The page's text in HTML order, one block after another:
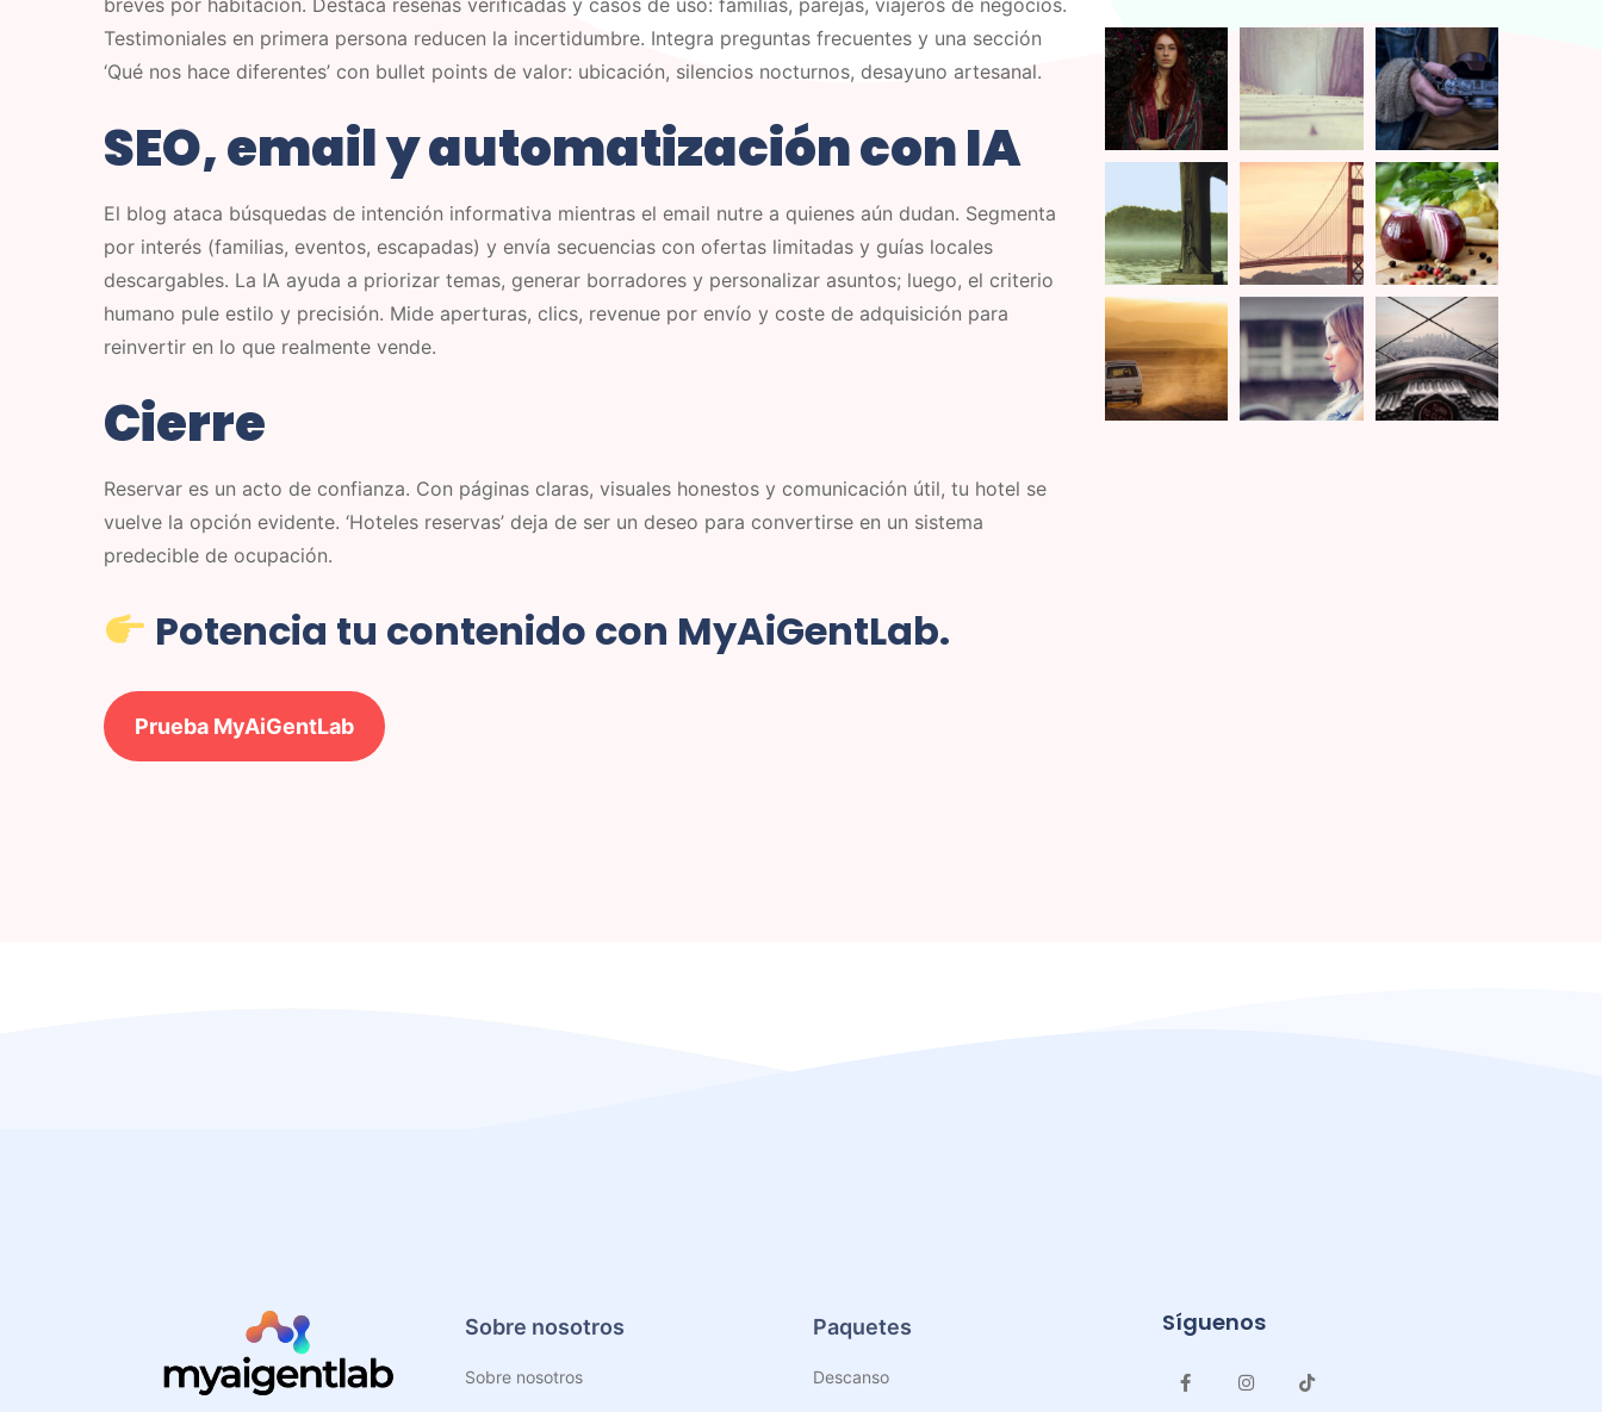
Testimoniales en primera persona reducen la incertidumbre. Integra preguntas frecuentes y una sección
‘Qué nos hace diferentes’ con bullet points de valor: ubicación, silencios nocturnos, desayuno artesanal.
SEO, email y automatización con IA
El blog ataca búsquedas de intención informativa mientras el email nutre a quienes aún dudan. Segmenta
por interés (familias, eventos, escapadas) y envía secuencias con ofertas limitadas y guías locales
descargables. La IA ayuda a priorizar temas, generar borradores y personalizar asuntos; luego, el criterio
humano pule estilo y precisión. Mide aperturas, clics, revenue por envío y coste de adquisición para
reinvertir en lo que realmente vende.
Cierre
Reservar es un acto de confianza. Con páginas claras, visuales honestos y comunicación útil, tu hotel se
vuelve la opción evidente. ‘Hoteles reservas’ deja de ser un deseo para convertirse en un sistema
predecible de ocupación.
Potencia tu contenido con MyAiGentLab.
Prueba MyAiGentLab
Sobre nosotros
Sobre nosotros
Paquetes
Descanso
Síguenos